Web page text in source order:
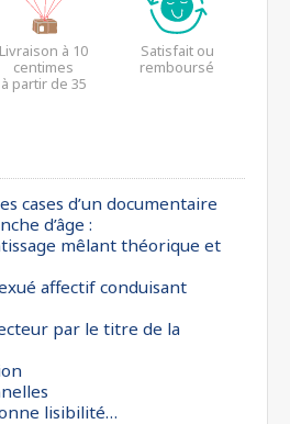
Livraison à 10
centimes
à partir de 35
Satisfait ou
remboursé
cases d’un documentaire
d’âge :
mêlant théorique et
affectif conduisant
par le titre de la
lisibilité…